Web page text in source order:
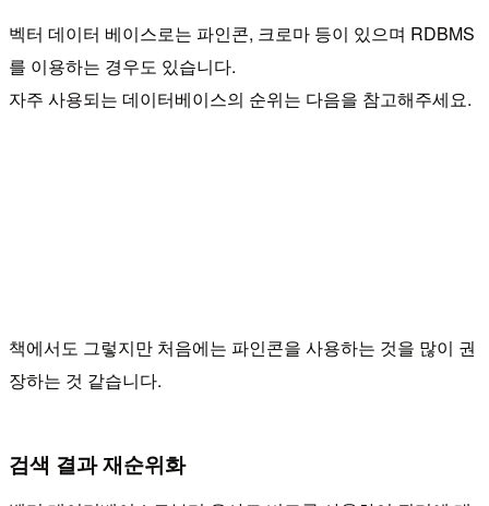
벡터 데이터 베이스로는 파인콘, 크로마 등이 있으며 RDBMS
를 이용하는 경우도 있습니다.
자주 사용되는 데이터베이스의 순위는 다음을 참고해주세요.
책에서도 그렇지만 처음에는 파인콘을 사용하는 것을 많이 권
장하는 것 같습니다.
검색 결과 재순위화